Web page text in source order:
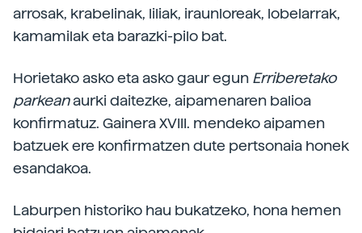
arrosak, krabelinak, liliak, iraunloreak, lobelarrak,
kamamilak eta barazki-pilo bat.
Horietako asko eta asko gaur egun Erriberetako
parkeanaurki daitezke, aipamenaren balioa
konfirmatuz. Gainera XVIII. mendeko aipamen
batzuek ere konfirmatzen dute pertsonaia honek
esandakoa.
Laburpen historiko hau bukatzeko, hona hemen